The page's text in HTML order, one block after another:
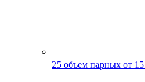
25 объем парных от